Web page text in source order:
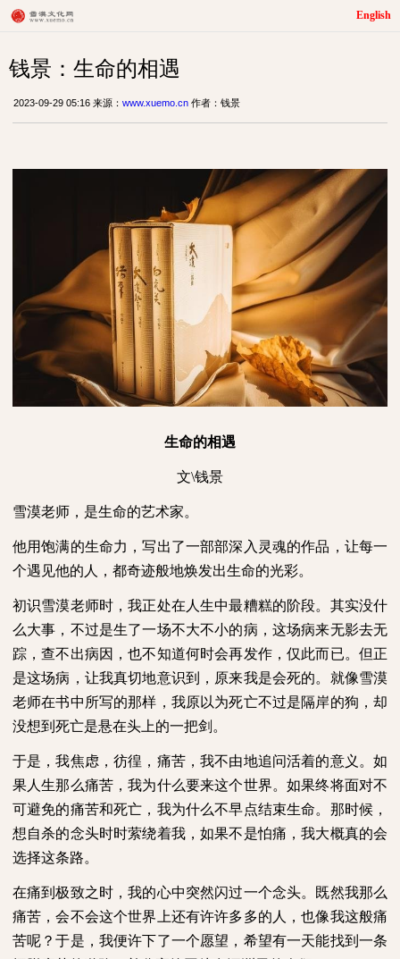
English
钱景：生命的相遇
2023-09-29 05:16 来源： www.xuemo.cn 作者：钱景
生命的相遇
文\钱景
雪漠老师，是生命的艺术家。
他用饱满的生命力，写出了一部部深入灵魂的作品，让每一
个遇见他的人，都奇迹般地焕发出生命的光彩。
初识雪漠老师时，我正处在人生中最糟糕的阶段。其实没什
么大事，不过是生了一场不大不小的病，这场病来无影去无
踪，查不出病因，也不知道何时会再发作，仅此而已。但正
是这场病，让我真切地意识到，原来我是会死的。就像雪漠
老师在书中所写的那样，我原以为死亡不过是隔岸的狗，却
没想到死亡是悬在头上的一把剑。
于是，我焦虑，彷徨，痛苦，我不由地追问活着的意义。如
果人生那么痛苦，我为什么要来这个世界。如果终将面对不
可避免的痛苦和死亡，我为什么不早点结束生命。那时候，
想自杀的念头时时萦绕着我，如果不是怕痛，我大概真的会
选择这条路。
在痛到极致之时，我的心中突然闪过一个念头。既然我那么
痛苦，会不会这个世界上还有许许多多的人，也像我这般痛
苦呢？于是，我便许下了一个愿望，希望有一天能找到一条